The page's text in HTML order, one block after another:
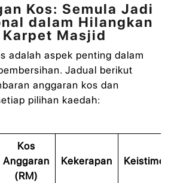
Kos: Semula Jadi
dalam Hilangkan
Karpet Masjid
adalah aspek penting dalam
Jadual berikut
anggaran kos dan
pilihan kaedah:
Kos
Anggaran
(RM)
Kekerapan